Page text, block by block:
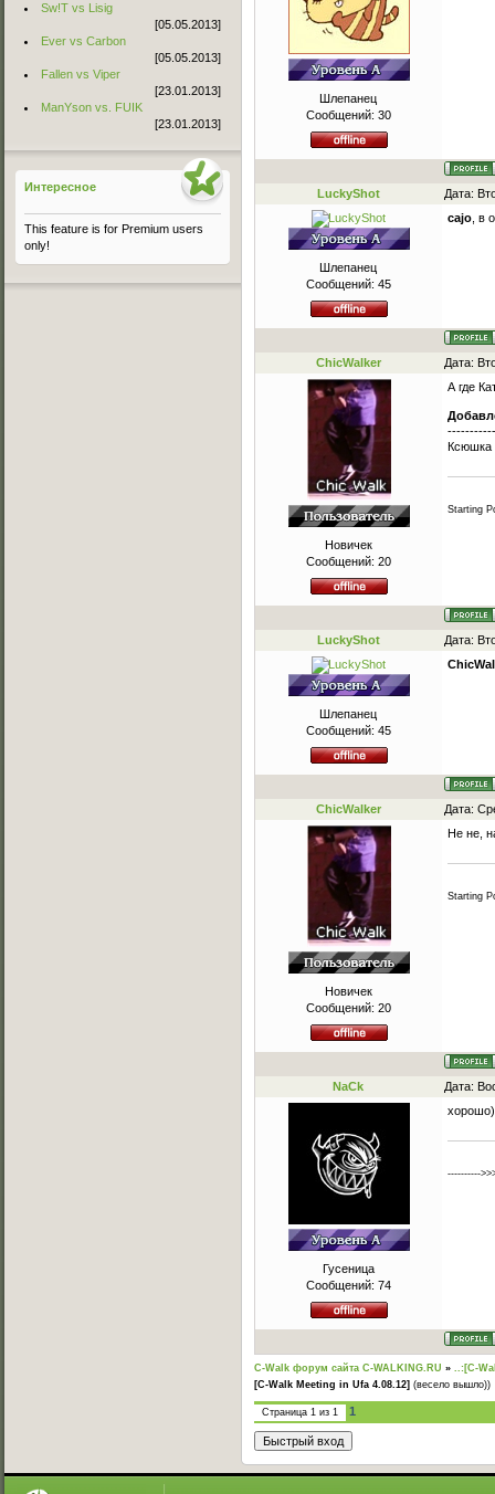
Шлепанец
Сообщений: 30
LuckyShot Дата:
Шлепанец
Сообщений: 45
cajo , в
ChicWalker Дата:
Новичек
Сообщений: 20
А где
Ксюшка
Starting
LuckyShot Дата:
Шлепанец
Сообщений: 45
ChicWalker Дата:
Новичек
Сообщений: 20
Не не,
Starting
NaCk Дата:
Гусеница
Сообщений: 74
хорошо)
----------
C-Walk форум сайта C-WALKING.RU » ..:[C-
[C-Walk Meeting in Ufa 4.08.12] (весело вышло))
Страница 1 из 1 1
Sw!T vs Lisig
[05.05.2013]
Ever vs Carbon
[05.05.2013]
Fallen vs Viper
[23.01.2013]
ManYson vs. FUIK
[23.01.2013]
Интересное
This feature is for Premium users
only!